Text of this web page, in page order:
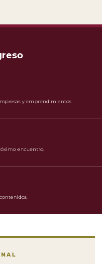
y emprendimientos.
encuentro.